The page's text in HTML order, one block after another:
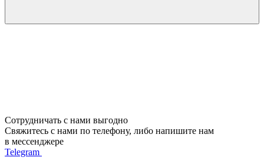
Сотрудничать с нами выгодно
Свяжитесь с нами по телефону, либо напишите нам
в мессенджере
Telegram